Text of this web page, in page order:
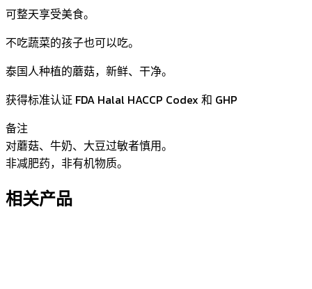
可整天享受美食。
不吃蔬菜的孩子也可以吃。
泰国人种植的蘑菇，新鲜、干净。
获得标准认证 FDA Halal HACCP Codex 和 GHP
备注
对蘑菇、牛奶、大豆过敏者慎用。
非减肥药，非有机物质。
相关产品